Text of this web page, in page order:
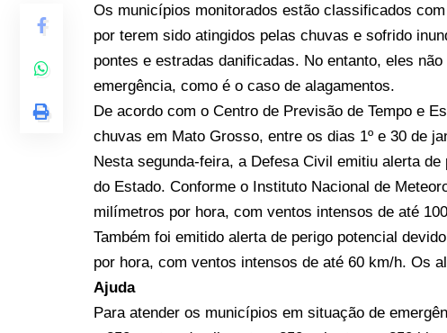
Os municípios monitorados estão classificados
por terem sido atingidos pelas chuvas e sofrido
pontes e estradas danificadas. No entanto, eles
emergência, como é o caso de alagamentos.
De acordo com o Centro de Previsão de Tempo e
chuvas em Mato Grosso, entre os dias 1º e 30 de
Nesta segunda-feira, a Defesa Civil emitiu alerta
do Estado. Conforme o Instituto Nacional de
milímetros por hora, com ventos intensos de até
Também foi emitido alerta de perigo potencial
por hora, com ventos intensos de até 60 km/h. Os
Ajuda
Para atender os municípios em situação de